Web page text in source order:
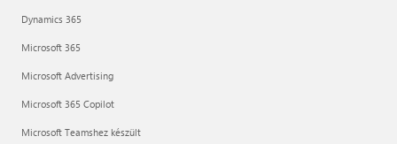
Dynamics 365
Microsoft 365
Microsoft Advertising
Microsoft 365 Copilot
Microsoft Teamshez készült